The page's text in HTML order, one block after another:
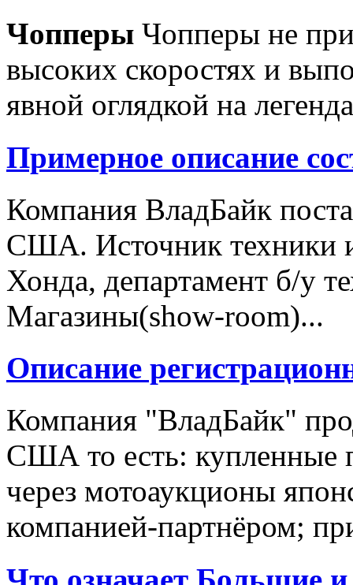
Чопперы Чопперы не
высоких скоростях и
явной оглядкой на
Примерное описание
Компания ВладБайк
США. Источник техники
Хонда, департамент б/у
Магазины(show-room)...
Описание
Компания "ВладБайк"
США то есть: купленные
через мотоаукционы
компанией-партнёром;